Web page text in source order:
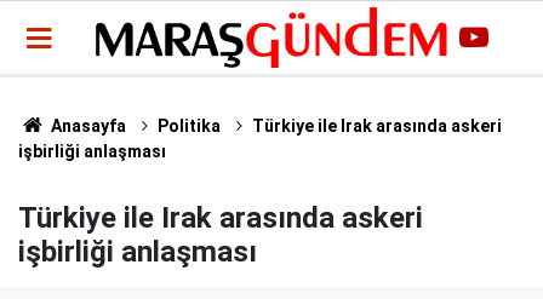
Anasayfa Politika
Türkiye ile Irak arasında askeri
işbirliği anlaşması
Türkiye ile Irak arasında askeri
işbirliği anlaşması